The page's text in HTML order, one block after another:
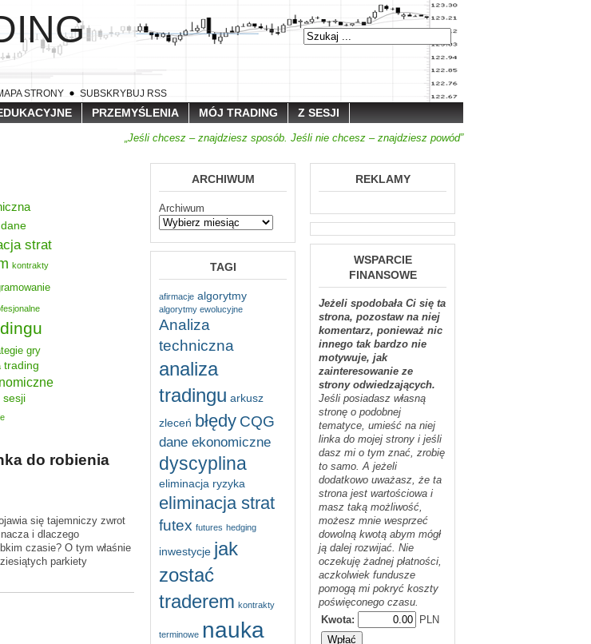
STRONY SUBSKRYBUJ RSS
PRZEMYŚLENIA MÓJ TRADING Z SESJI
„Jeśli chcesz – znajdziesz sposób. Jeśli nie chcesz – znajdziesz powód”
dane
strat
kontrakty
gry
trading
sesji
do robienia
się tajemniczy zwrot
i dlaczego
czasie? O tym właśnie
parkiety
ARCHIWUM
Archiwum
TAGI
afirmacje algorytmy
algorytmy ewolucyjne
Analiza
techniczna
analiza
tradingu arkusz
zleceń błędy CQG
dane ekonomiczne
dyscyplina
eliminacja ryzyka
eliminacja strat
futex futures hedging
inwestycje jak
zostać
traderem kontrakty
terminowe nauka
REKLAMY
WSPARCIE
FINANSOWE
Jeżeli spodobała Ci się ta
strona, pozostaw na niej
komentarz, ponieważ nic
innego tak bardzo nie
motywuje, jak
zainteresowanie ze
strony odwiedzających.
Jeśli posiadasz własną
stronę o podobnej
tematyce, umieść na niej
linka do mojej strony i jeśli
dasz mi o tym znać, zrobię
to samo. A jeżeli
dodatkowo uważasz, że ta
strona jest wartościowa i
masz taką możliwość,
możesz mnie wesprzeć
dowolną kwotą abym mógł
ją dalej rozwijać. Nie
oczekuję żadnej płatności,
aczkolwiek fundusze
pomogą mi pokryć koszty
poświęconego czasu.
Kwota:
PLN